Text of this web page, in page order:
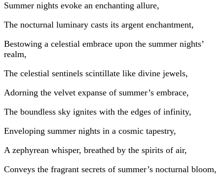
Summer nights evoke an enchanting allure,
The nocturnal luminary casts its argent enchantment,
Bestowing a celestial embrace upon the summer nights’
realm,
The celestial sentinels scintillate like divine jewels,
Adorning the velvet expanse of summer’s embrace,
The boundless sky ignites with the edges of infinity,
Enveloping summer nights in a cosmic tapestry,
A zephyrean whisper, breathed by the spirits of air,
Conveys the fragrant secrets of summer’s nocturnal bloom,